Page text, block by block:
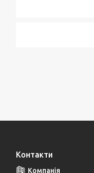
Контакти